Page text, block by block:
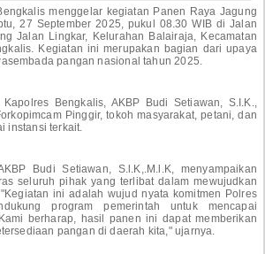
menggelar kegiatan Panen Raya Jagung
27 September 2025, pukul 08.30 WIB di Jalan
Jalan Lingkar, Kelurahan Balairaja, Kecamatan
Kegiatan ini merupakan bagian dari upaya
pangan nasional tahun 2025.
Bengkalis, AKBP Budi Setiawan, S.I.K.,
Pinggir, tokoh masyarakat, petani, dan
instansi terkait.
Budi Setiawan, S.l.K,.M.l.K, menyampaikan
seluruh pihak yang terlibat dalam mewujudkan
ini adalah wujud nyata komitmen Polres
program pemerintah untuk mencapai
berharap, hasil panen ini dapat memberikan
pangan di daerah kita," ujarnya.